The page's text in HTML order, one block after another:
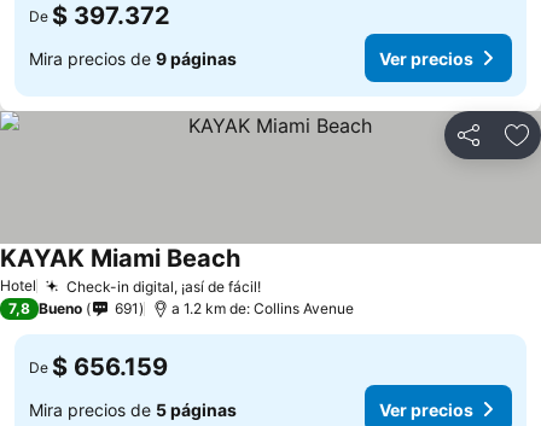
De $ 397.372
Mira precios de 9 páginas Ver precios
Compartir
Hotel Check-in digital, ¡así de fácil!
KAYAK Miami Beach
7,8 Bueno 691 a 1.2 km de: Collins Avenue
De $ 656.159
Mira precios de 5 páginas Ver precios